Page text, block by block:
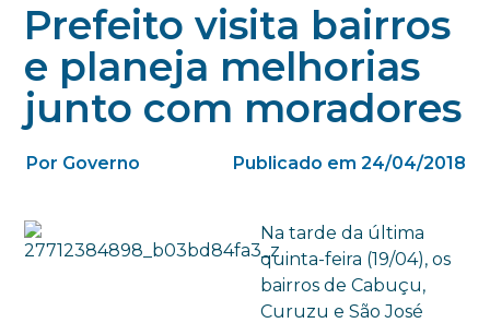
Prefeito visita bairros
e planeja melhorias
junto com moradores
Por Governo Publicado em 24/04/2018
Na tarde da última
quinta-feira (19/04), os
bairros de Cabuçu,
Curuzu e São José